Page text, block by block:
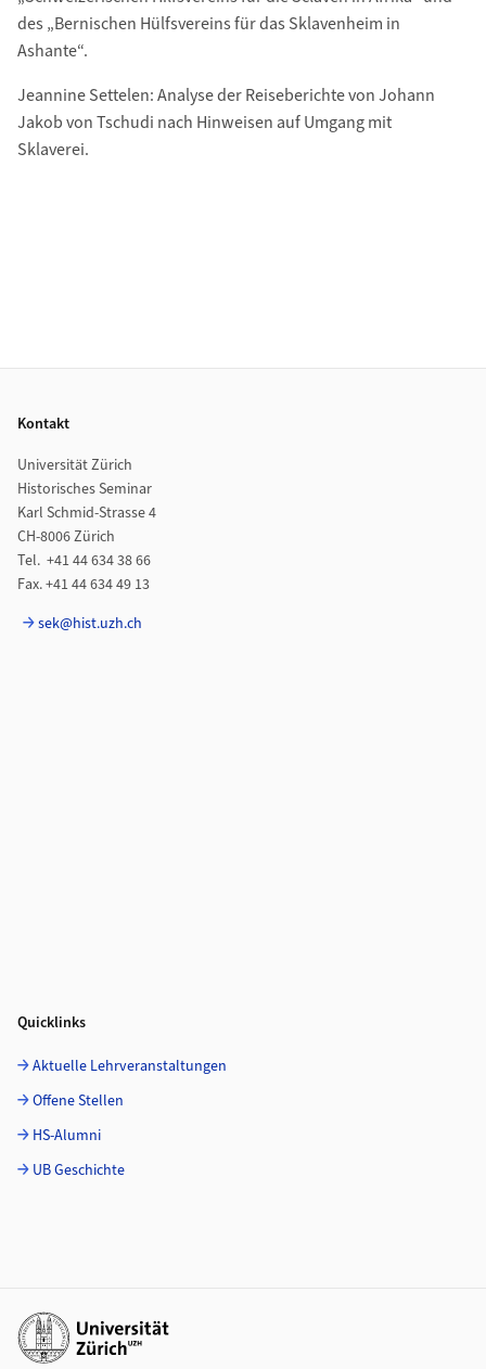
des „Bernischen Hülfsvereins für das Sklavenheim in
Ashante“.
Jeannine Settelen: Analyse der Reiseberichte von Johann
Jakob von Tschudi nach Hinweisen auf Umgang mit
Sklaverei.
Kontakt
Universität Zürich
Historisches Seminar
Karl Schmid-Strasse 4
CH-8006 Zürich
Tel. +41 44 634 38 66
Fax. +41 44 634 49 13
sek@hist.uzh.ch
Quicklinks
Aktuelle Lehrveranstaltungen
Offene Stellen
HS-Alumni
UB Geschichte
Weiterführende Links